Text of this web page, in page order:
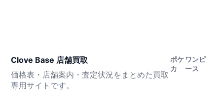
Clove Base 店舗買取
価格表・店舗案内・査定状況をまとめた買取
専用サイトです。
ポケ
カ
ワンピ
ース